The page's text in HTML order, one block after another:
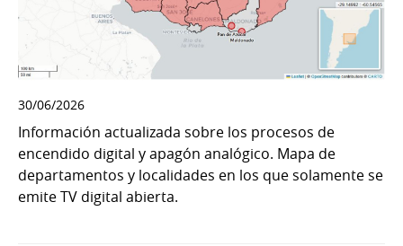
30/06/2026
Información actualizada sobre los procesos de
encendido digital y apagón analógico. Mapa de
departamentos y localidades en los que solamente se
emite TV digital abierta.